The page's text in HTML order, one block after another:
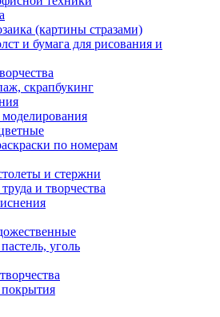
(картины стразами)
и бумага для рисования и
скрапбукинг
по номерам
и стержни
и творчества
уголь